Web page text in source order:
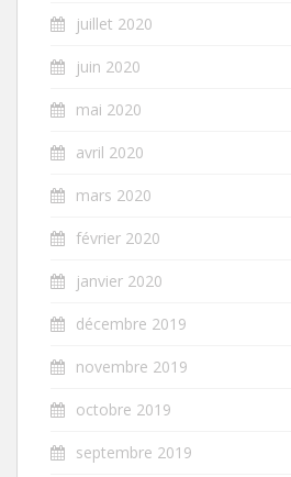
juillet 2020
juin 2020
mai 2020
avril 2020
mars 2020
février 2020
janvier 2020
décembre 2019
novembre 2019
octobre 2019
septembre 2019